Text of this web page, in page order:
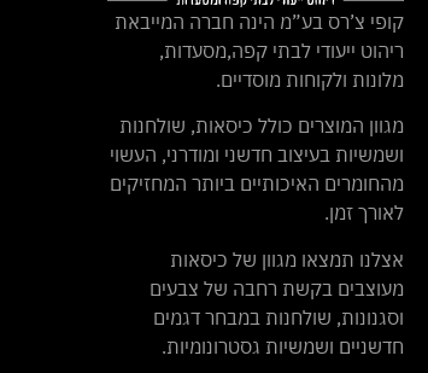
קופי צ’רס בע”מ הינה חברה המייבאת
ריהוט ייעודי לבתי קפה,מסעדות,
מלונות ולקוחות מוסדיים.
מגוון המוצרים כולל כיסאות, שולחנות
ושמשיות בעיצוב חדשני ומודרני, העשוי
מהחומרים האיכותיים ביותר המחזיקים
לאורך זמן.
אצלנו תמצאו מגוון של כיסאות
מעוצבים בקשת רחבה של צבעים
וסגנונות, שולחנות במבחר דגמים
חדשניים ושמשיות גסטרונומיות.